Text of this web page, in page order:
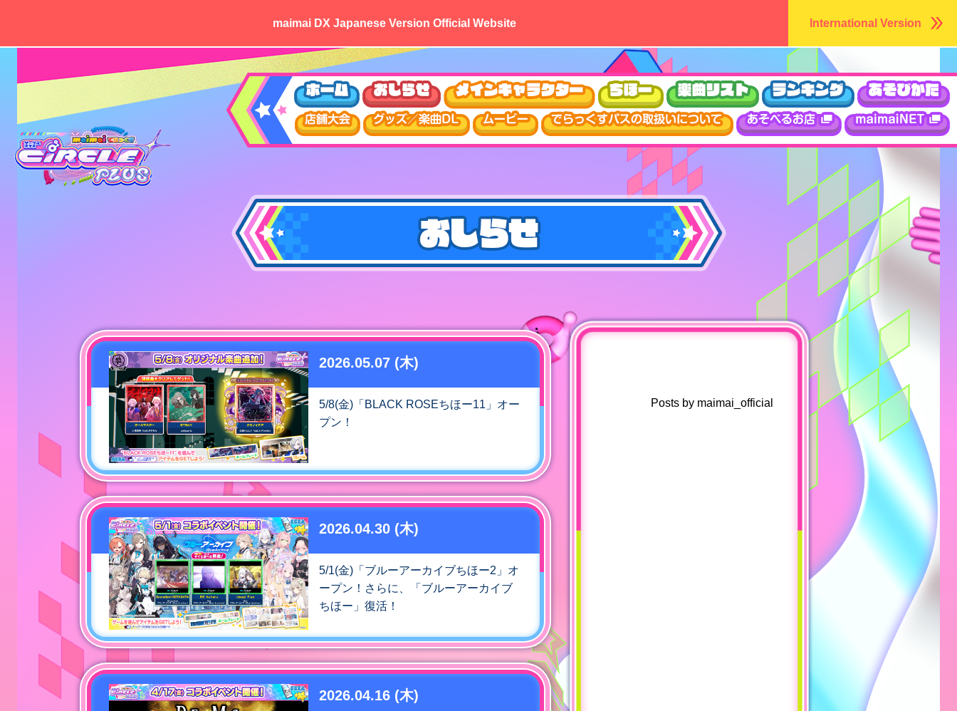
maimai DX Japanese Version Official Website International Version
Posts by maimai_official
2026.05.07 (木)
5/8(金)「BLACK ROSEちほー11」オー
プン！
2026.04.30 (木)
5/1(金)「ブルーアーカイブちほー2」オ
ープン！さらに、「ブルーアーカイブ
ちほー」復活！
2026.04.16 (木)